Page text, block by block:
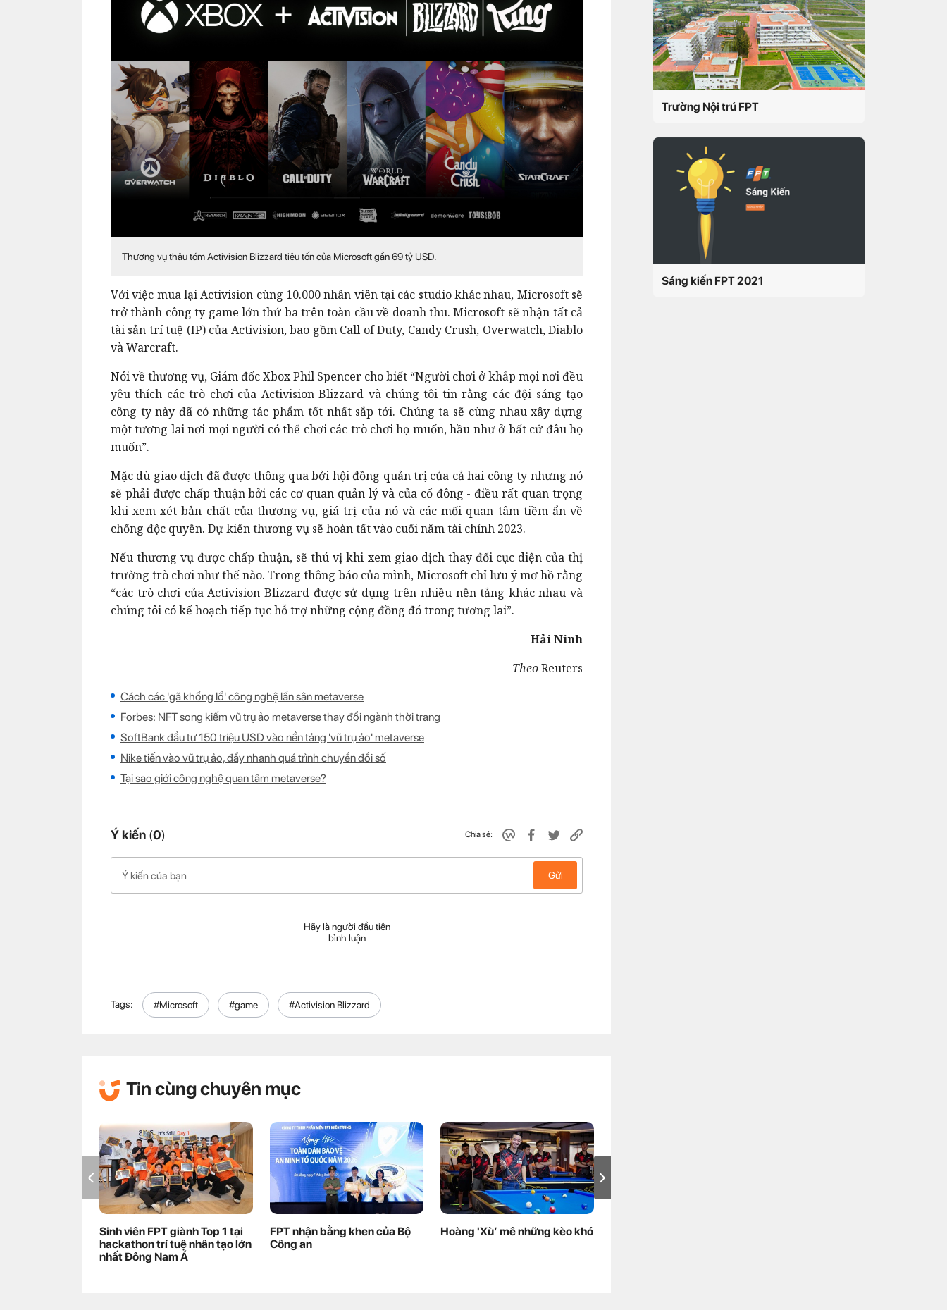
Thương vụ thâu tóm Activision Blizzard tiêu tốn của Microsoft gần 69 tỷ USD.
Với việc mua lại Activision cùng 10.000 nhân viên tại các studio khác nhau, Microsoft sẽ
trở thành công ty game lớn thứ ba trên toàn cầu về doanh thu. Microsoft sẽ nhận tất cả
tài sản trí tuệ (IP) của Activision, bao gồm Call of Duty, Candy Crush, Overwatch, Diablo
và Warcraft.
Nói về thương vụ, Giám đốc Xbox Phil Spencer cho biết “Người chơi ở khắp mọi nơi đều
yêu thích các trò chơi của Activision Blizzard và chúng tôi tin rằng các đội sáng tạo
công ty này đã có những tác phẩm tốt nhất sắp tới. Chúng ta sẽ cùng nhau xây dựng
một tương lai nơi mọi người có thể chơi các trò chơi họ muốn, hầu như ở bất cứ đâu họ
muốn”.
Mặc dù giao dịch đã được thông qua bởi hội đồng quản trị của cả hai công ty nhưng nó
sẽ phải được chấp thuận bởi các cơ quan quản lý và của cổ đông - điều rất quan trọng
khi xem xét bản chất của thương vụ, giá trị của nó và các mối quan tâm tiềm ẩn về
chống độc quyền. Dự kiến thương vụ sẽ hoàn tất vào cuối năm tài chính 2023.
Nếu thương vụ được chấp thuận, sẽ thú vị khi xem giao dịch thay đổi cục diện của thị
trường trò chơi như thế nào. Trong thông báo của mình, Microsoft chỉ lưu ý mơ hồ rằng
“các trò chơi của Activision Blizzard được sử dụng trên nhiều nền tảng khác nhau và
chúng tôi có kế hoạch tiếp tục hỗ trợ những cộng đồng đó trong tương lai”.
Hải Ninh
TheoReuters
Cách các 'gã khổng lồ' công nghệ lấn sân metaverse
Forbes: NFT song kiếm vũ trụ ảo metaverse thay đổi ngành thời trang
SoftBank đầu tư 150 triệu USD vào nền tảng 'vũ trụ ảo' metaverse
Nike tiến vào vũ trụ ảo, đẩy nhanh quá trình chuyển đổi số
Tại sao giới công nghệ quan tâm metaverse?
Ý kiến (0) Chia sẻ:
Gửi
Hãy là người đầu tiên
bình luận
Tags: #Microsoft #game #Activision Blizzard
Trường Nội trú FPT
Sáng kiến FPT 2021
Tin cùng chuyên mục
Sinh viên FPT giành Top 1 tại
hackathon trí tuệ nhân tạo lớn
nhất Đông Nam Á
FPT nhận bằng khen của Bộ
Công an
Hoàng 'Xù’ mê những kèo khó